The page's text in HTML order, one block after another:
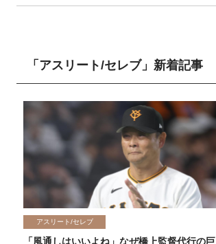
「アスリート/セレブ」新着記事
アスリート/セレブ
「風通しはいいよね」なぜ橋上監督代行の